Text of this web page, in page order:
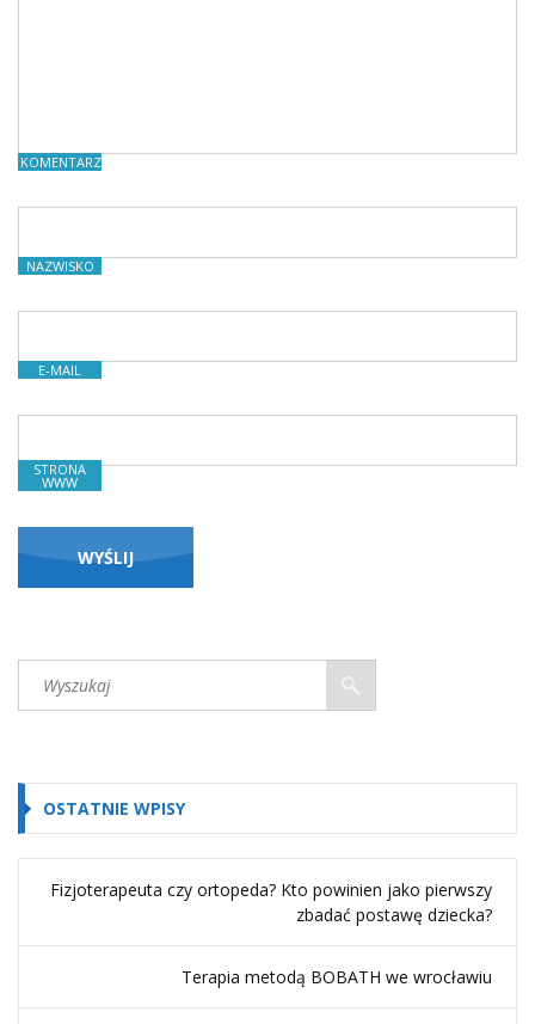
KOMENTARZE
NAZWISKO
E-MAIL
STRONA
WWW
OSTATNIE WPISY
Fizjoterapeuta czy ortopeda? Kto powinien jako pierwszy
zbadać postawę dziecka?
Terapia metodą BOBATH we wrocławiu